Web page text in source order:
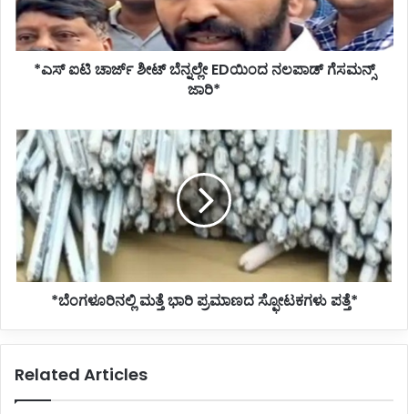
ನಲಪಾಡ್
ಗೆಸಮನ್ಸ್
ಜಾರಿ*
*ಎಸ್ ಐಟಿ ಚಾರ್ಜ್ ಶೀಟ್ ಬೆನ್ನಲ್ಲೇ EDಯಿಂದ ನಲಪಾಡ್ ಗೆಸಮನ್ಸ್
ಜಾರಿ*
*ಬೆಂಗಳೂರಿನಲ್ಲಿ
ಮತ್ತೆ
ಭಾರಿ
ಪ್ರಮಾಣದ
ಸ್ಫೋಟಕಗಳು
ಪತ್ತೆ*
*ಬೆಂಗಳೂರಿನಲ್ಲಿ ಮತ್ತೆ ಭಾರಿ ಪ್ರಮಾಣದ ಸ್ಫೋಟಕಗಳು ಪತ್ತೆ*
Related Articles